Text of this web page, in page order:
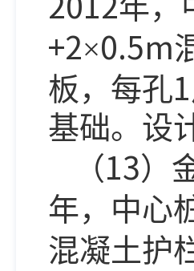
年，
+2×0.5m
板，每孔1
基础。设
（13）
年，中心
混凝土护